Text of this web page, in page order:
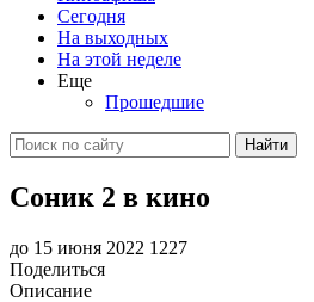
Сегодня
На выходных
На этой неделе
Еще
Прошедшие
Найти
Соник 2 в кино
до 15 июня 2022 1227
Поделиться
Описание